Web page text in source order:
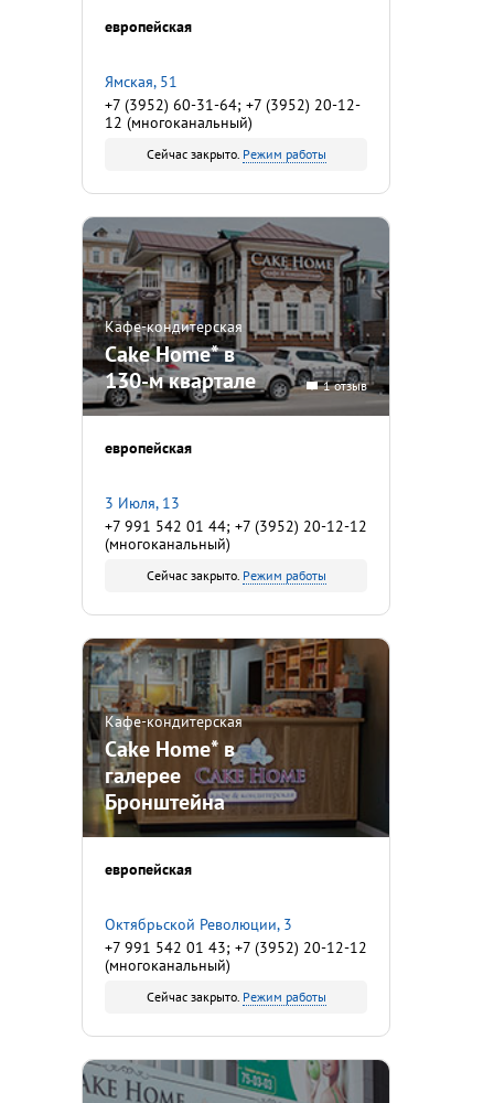
европейская
Ямская, 51
+7 (3952) 60-31-64; +7 (3952) 20-12-
12 (многоканальный)
Сейчас закрыто. Режим работы
Кафе-кондитерская
Cake Home* в
130-м квартале
1 отзыв
европейская
3 Июля, 13
+7 991 542 01 44; +7 (3952) 20-12-12
(многоканальный)
Сейчас закрыто. Режим работы
Кафе-кондитерская
Cake Home* в
галерее
Бронштейна
европейская
Октябрьской Революции, 3
+7 991 542 01 43; +7 (3952) 20-12-12
(многоканальный)
Сейчас закрыто. Режим работы